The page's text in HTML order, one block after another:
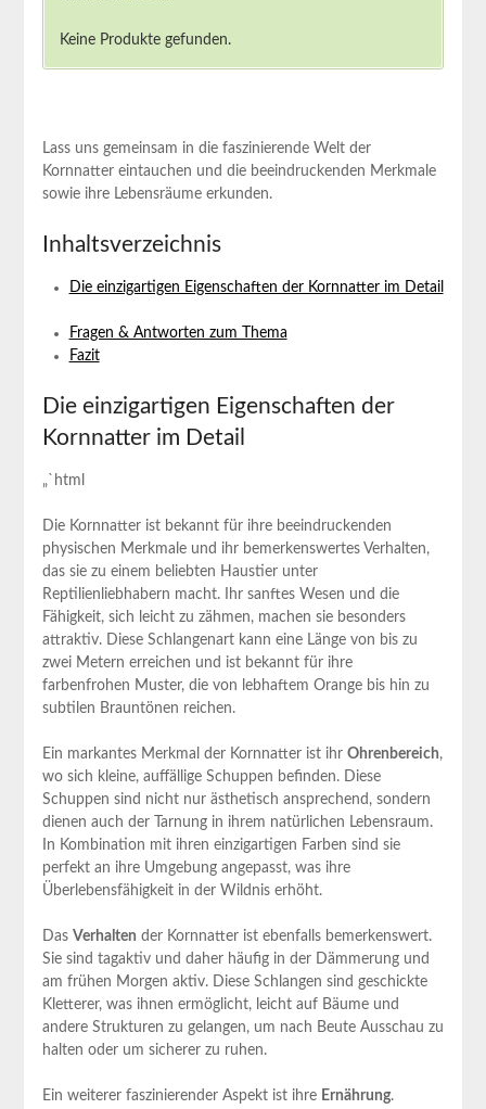
Keine Produkte gefunden.
Lass uns gemeinsam in die faszinierende Welt der
Kornnatter ‍eintauchen und ‌die beeindruckenden ⁤Merkmale
sowie ihre Lebensräume erkunden.
Inhaltsverzeichnis
Die ⁤einzigartigen Eigenschaften der Kornnatter im​ Detail
Fragen & Antworten ‌zum ⁣Thema
Fazit
Die einzigartigen Eigenschaften⁣ der
Kornnatter im‍ Detail
„`html
Die Kornnatter ist bekannt für ihre beeindruckenden
⁢physischen ‍Merkmale ​und ihr bemerkenswertes Verhalten,
das ⁣sie zu einem beliebten Haustier unter
Reptilienliebhabern⁣ macht. Ihr sanftes Wesen ‌und ‍die
Fähigkeit, sich leicht zu zähmen, machen sie besonders
attraktiv. Diese⁤ Schlangenart kann​ eine Länge von bis zu⁤
zwei Metern erreichen und⁣ ist ‌bekannt für ⁣ihre
farbenfrohen Muster, die von lebhaftem Orange ⁣bis hin zu
subtilen‌ Brauntönen reichen.
Ein markantes Merkmal der ‍Kornnatter⁤ ist ihr Ohrenbereich,
wo sich kleine,⁢ auffällige‍ Schuppen⁢ befinden. Diese
Schuppen⁣ sind nicht nur ⁢ästhetisch ansprechend, sondern
dienen⁤ auch der Tarnung in⁣ ihrem natürlichen‌ Lebensraum.
In ​Kombination ‍mit ihren⁣ einzigartigen Farben‍ sind sie
⁤perfekt an ⁢ihre Umgebung angepasst, was ihre
Überlebensfähigkeit in der⁤ Wildnis erhöht.
Das⁤ Verhalten der Kornnatter ist ebenfalls⁣ bemerkenswert.⁢
Sie⁢ sind ​tagaktiv und daher ‍häufig in der Dämmerung und
am frühen ‌Morgen‍ aktiv. Diese Schlangen⁣ sind geschickte
Kletterer, was ⁢ihnen ermöglicht, leicht auf Bäume und
‌andere Strukturen zu ‌gelangen,⁢ um nach Beute Ausschau zu
halten oder um sicherer​ zu ruhen.
Ein‌ weiterer ​faszinierender Aspekt ist ihre Ernährung.